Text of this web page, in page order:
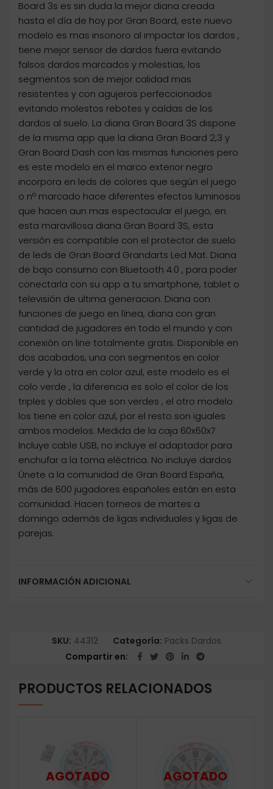
Board 3s es sin duda la mejor diana creada
hasta el día de hoy por Gran Board, este nuevo
modelo es mas insonoro al impactar los dardos ,
tiene mejor sensor de dardos fuera evitando
falsos dardos marcados y molestias, los
segmentos son de mejor calidad mas
resistentes y con agujeros perfeccionados
evitando molestos rebotes y caídas de los
dardos al suelo. La diana Gran Board 3S dispone
de la misma app que la diana Gran Board 2,3 y
Gran Board Dash con las mismas funciones pero
es este modelo en el marco exterior negro
incorpora en leds de colores que según el juego
o nº marcado hace diferentes efectos luminosos
que hacen aun mas espectacular el juego, en
esta maravillosa diana Gran Board 3S, esta
versión es compatible con el protector de suelo
de leds de Gran Board Grandarts Led Mat. Diana
de bajo consumo con Bluetooth 4.0 , para poder
conectarla con su app a tu smartphone, tablet o
televisión de ultima generacion. Diana con
funciones de juego en línea, diana con gran
cantidad de jugadores en todo el mundo y con
conexión on line totalmente gratis. Disponible en
dos acabados, una con segmentos en color
verde y la otra en color azul, este modelo es el
colo verde , la diferencia es solo el color de los
triples y dobles que son verdes , el otro modelo
los tiene en color azul, por el resto son iguales
ambos modelos. Medida de la caja 60x60x7
Incluye cable USB, no incluye el adaptador para
enchufar a la toma eléctrica. No incluye dardos
Únete a la comunidad de Gran Board España,
más de 600 jugadores españoles están en esta
comunidad. Hacen torneos de martes a
domingo además de ligas individuales y ligas de
parejas.
INFORMACIÓN ADICIONAL
SKU: 44312 Categoría: Packs Dardos
Compartir en
PRODUCTOS RELACIONADOS